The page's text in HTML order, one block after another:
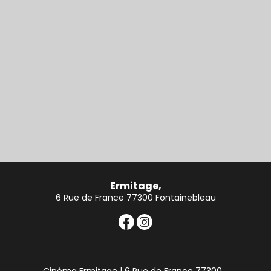
Ermitage,
6 Rue de France 77300 Fontainebleau